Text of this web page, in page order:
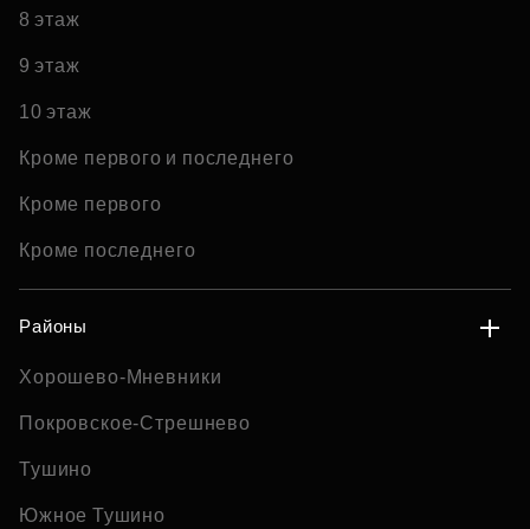
8 этаж
9 этаж
10 этаж
Кроме первого и последнего
Кроме первого
Кроме последнего
Районы
Хорошево-Мневники
Покровское-Стрешнево
Тушино
Южное Тушино